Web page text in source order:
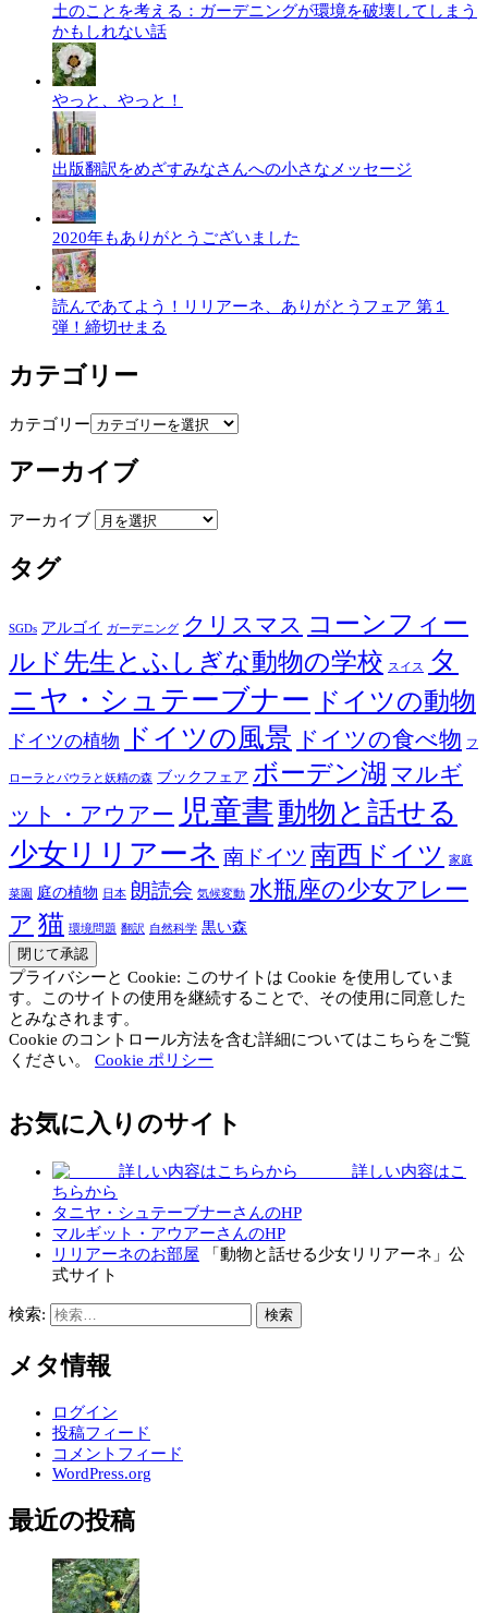
土のことを考える：ガーデニングが環境を破壊してしまう
かもしれない話
やっと、やっと！
出版翻訳をめざすみなさんへの小さなメッセージ
2020年もありがとうございました
読んであてよう！リリアーネ、ありがとうフェア 第１
弾！締切せまる
カテゴリー
カテゴリー
アーカイブ
アーカイブ
タグ
SGDs アルゴイ ガーデニング クリスマス コーンフィー
ルド先生とふしぎな動物の学校 スイス
タ
ニヤ・シュテーブナー ドイツの動物
ドイツの植物 ドイツの風景 ドイツの食べ物 フ
ローラとパウラと妖精の森 ブックフェア ボーデン湖 マルギ
ット・アウアー 児童書 動物と話せる
少女リリアーネ 南ドイツ 南西ドイツ 家庭
菜園 庭の植物 日本 朗読会 気候変動 水瓶座の少女アレー
ア 猫 環境問題 翻訳 自然科学 黒い森
プライバシーと Cookie: このサイトは Cookie を使用していま
す。このサイトの使用を継続することで、その使用に同意した
とみなされます。
Cookie のコントロール方法を含む詳細についてはこちらをご覧
ください。 Cookie ポリシー
お気に入りのサイト
詳しい内容はこ
ちらから
タニヤ・シュテーブナーさんのHP
マルギット・アウアーさんのHP
リリアーネのお部屋 「動物と話せる少女リリアーネ」公
式サイト
検索:
メタ情報
ログイン
投稿フィード
コメントフィード
WordPress.org
最近の投稿